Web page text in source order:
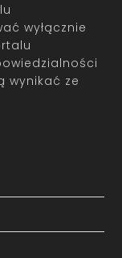
wyłącznie
wynikać ze